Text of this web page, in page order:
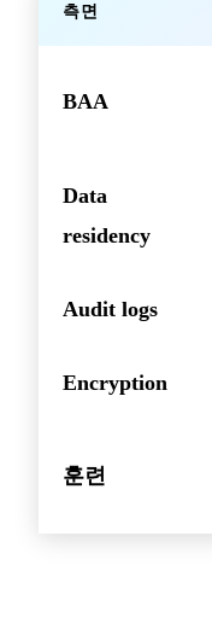
측면
BAA
Data
residency
Audit logs
Encryption
훈련